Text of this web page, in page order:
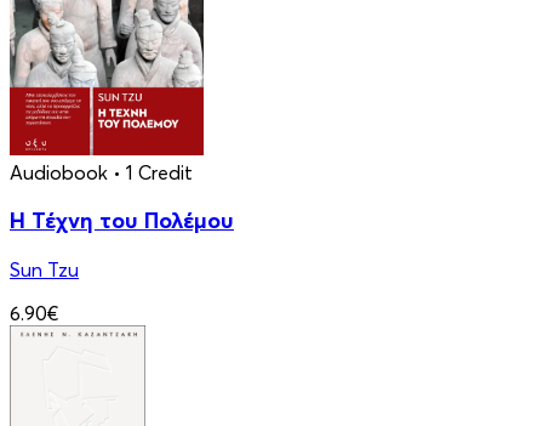
Audiobook • 1 Credit
Η Τέχνη του Πολέμου
Sun Tzu
6.90€